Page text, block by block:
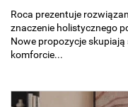
Roca prezentuje
znaczenie holistycznego
Nowe propozycje skupiają
komforcie...